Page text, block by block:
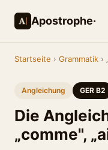
Apostrophe·
Startseite › Grammatik ›
Angleichung GER B2
Die
„comme",